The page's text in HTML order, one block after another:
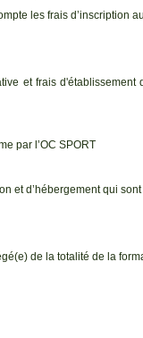
les frais d’inscription
et frais
par l’OC SPORT
et d’hébergement qui
de la totalité de la